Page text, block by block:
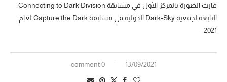
فازت الصورة بالمركز الأول في مسابقة Connecting to Dark Division
التابعة لجمعية Dark-Sky الدولية في مسابقة Capture the Dark لعام
2021.
13/09/2021
0 comment